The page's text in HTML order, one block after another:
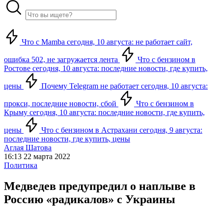
Что с Mamba сегодня, 10 августа: не работает сайт,
ошибка 502, не загружается лента
Что с бензином в
Ростове сегодня, 10 августа: последние новости, где купить,
цены Почему Telegram не работает сегодня, 10 августа:
прокси, последние новости, сбой
Что с бензином в
Крыму сегодня, 10 августа: последние новости, где купить,
цены
Что с бензином в Астрахани сегодня, 9 августа:
последние новости, где купить, цены
Аглая Шатова
16:13 22 марта 2022
Политика
Медведев предупредил о наплыве в
Россию «радикалов» с Украины